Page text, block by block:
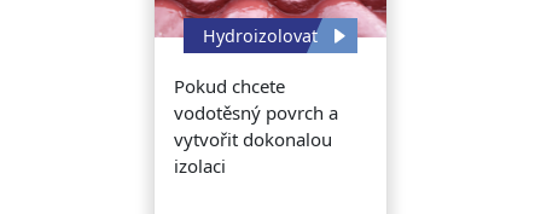
Hydroizolovat
Pokud chcete
vodotěsný povrch a
vytvořit dokonalou
izolaci